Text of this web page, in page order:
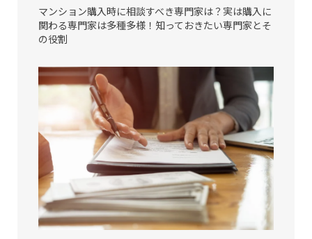
マンション購入時に相談すべき専門家は？実は購入に
関わる専門家は多種多様！知っておきたい専門家とそ
の役割